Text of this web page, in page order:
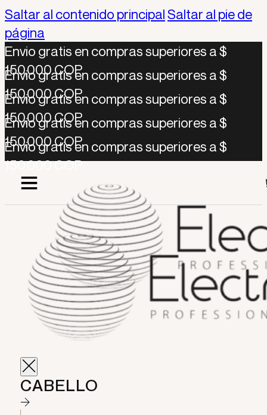
Saltar al contenido principalSaltar al pie de
página
Envio gratis en compras superiores a $
150,000 COP
Envio gratis en compras superiores a $
150,000 COP
Envio gratis en compras superiores a $
150,000 COP
Envio gratis en compras superiores a $
150,000 COP
Envio gratis en compras superiores a $
150,000 COP
CABELLO